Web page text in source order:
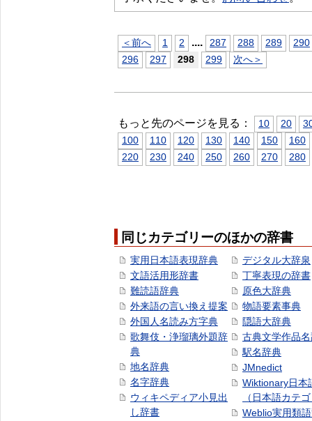
＜前へ 1 2 .... 287 288 289
290
296
297 298 299 次へ＞
もっと先のページを見る： 10 20
100
110 120 130 140 150
160
220
230 240 250 260 270 280
同じカテゴリーのほかの辞書
実用日本語表現辞典
文語活用形辞書
難読語辞典
外来語の言い換え提案
外国人名読み方字典
歌舞伎・浄瑠璃外題辞
典
地名辞典
名字辞典
ウィキペディア小見出
し辞書
デジタル大辞泉
丁寧表現の辞書
原色大辞典
物語要素事典
隠語大辞典
古典文学作品
駅名辞典
JMnedict
Wiktionary日本
（日本語カテ
Weblio実用類